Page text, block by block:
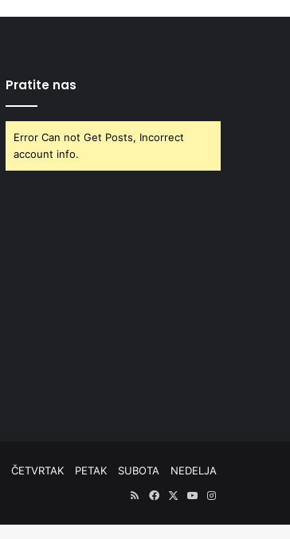
Pratite nas
Error Can not Get Posts, Incorrect
account info.
ČETVRTAK PETAK SUBOTA
NEDELJA
RSSFacebook
X YouTubeInstagram